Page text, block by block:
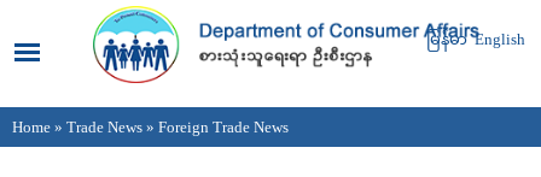
main
content
မြန်မာ English
You are here
Home » Trade News » Foreign Trade News